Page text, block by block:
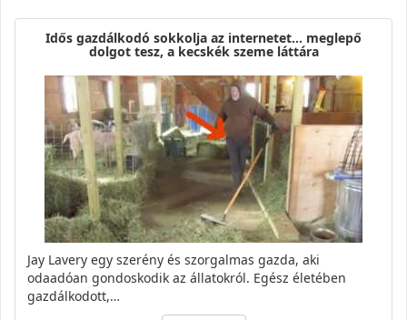
Idős gazdálkodó sokkolja az internetet… meglepő
dolgot tesz, a kecskék szeme láttára
Jay Lavery egy szerény és szorgalmas gazda, aki
odaadóan gondoskodik az állatokról. Egész életében
gazdálkodott,…